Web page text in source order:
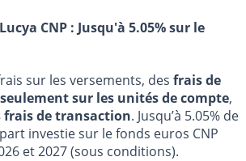
CNP : Jusqu'à 5.05% sur le
sur les versements, des frais de
sur les unités de compte,
frais de transaction. Jusqu’à 5.05% de
investie sur le fonds euros CNP
et 2027 (sous conditions).